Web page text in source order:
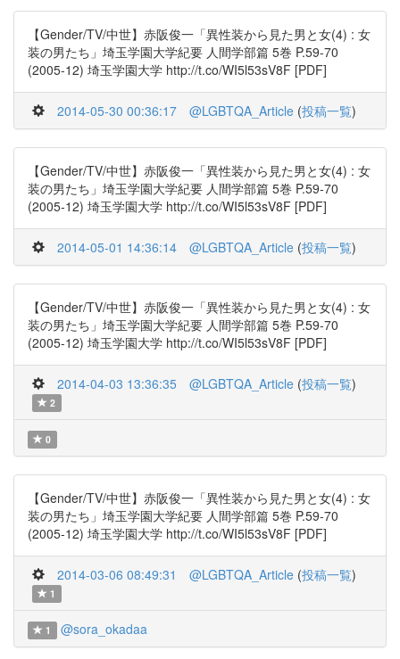
【Gender/TV/中世】赤阪俊一「異性装から見た男と女(4) : 女
装の男たち」埼玉学園大学紀要 人間学部篇 5巻 P.59-70
(2005-12) 埼玉学園大学 http://t.co/WI5l53sV8F [PDF]
2014-05-30 00:36:17 @LGBTQA_Article (投稿一覧)
【Gender/TV/中世】赤阪俊一「異性装から見た男と女(4) : 女
装の男たち」埼玉学園大学紀要 人間学部篇 5巻 P.59-70
(2005-12) 埼玉学園大学 http://t.co/WI5l53sV8F [PDF]
2014-05-01 14:36:14 @LGBTQA_Article (投稿一覧)
【Gender/TV/中世】赤阪俊一「異性装から見た男と女(4) : 女
装の男たち」埼玉学園大学紀要 人間学部篇 5巻 P.59-70
(2005-12) 埼玉学園大学 http://t.co/WI5l53sV8F [PDF]
2014-04-03 13:36:35 @LGBTQA_Article (投稿一覧)
2
0
【Gender/TV/中世】赤阪俊一「異性装から見た男と女(4) : 女
装の男たち」埼玉学園大学紀要 人間学部篇 5巻 P.59-70
(2005-12) 埼玉学園大学 http://t.co/WI5l53sV8F [PDF]
2014-03-06 08:49:31 @LGBTQA_Article (投稿一覧)
1
1 @sora_okadaa